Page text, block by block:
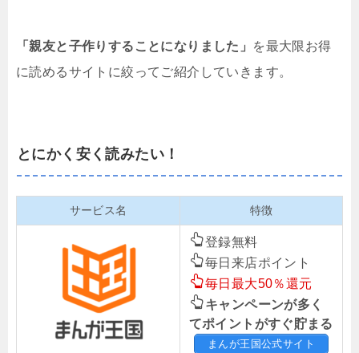
「親友と子作りすることになりました」
を最大限お得
に読めるサイトに絞ってご紹介していきます。
とにかく安く読みたい！
サービス名 特徴
登録無料
毎日来店ポイント
毎日最大50％還元
キャンペーンが多く
てポイントがすぐ貯まる
まんが王国公式サイト